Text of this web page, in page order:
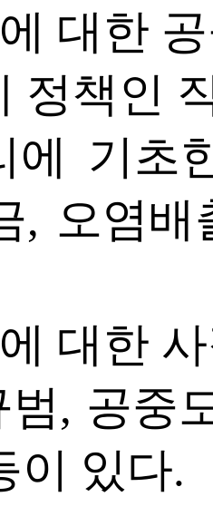
대한
정책인
에 기초
, 오염
대한
범, 공중
이 있다.